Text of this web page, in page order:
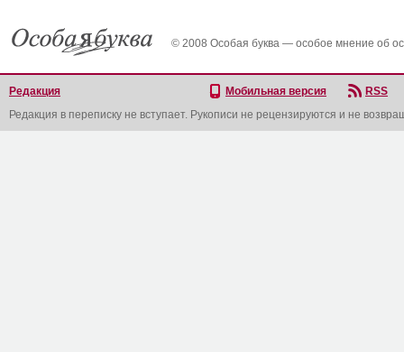
© 2008 Особая буква — особое мнение об
Редакция Мобильная версия
RSS
Редакция в переписку не вступает. Рукописи не рецензируются и не